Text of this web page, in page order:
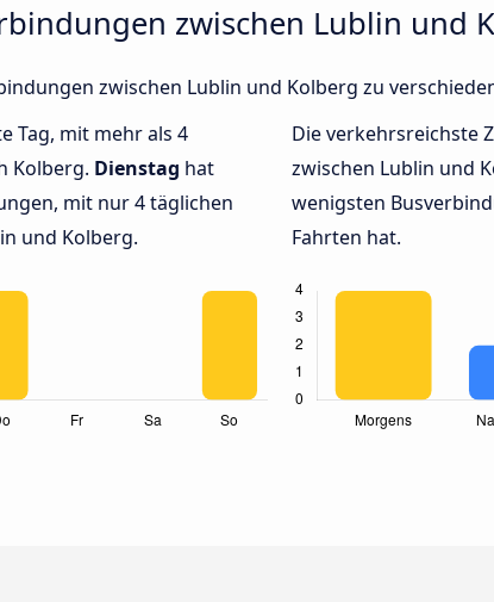
zwischen Lublin und
zwischen Lublin und Kolberg zu
Tag, mit mehr als 4
Kolberg. Dienstag hat
mit nur 4 täglichen
und Kolberg.
Die verkehrsreichste
zwischen Lublin und
wenigsten
Fahrten hat.